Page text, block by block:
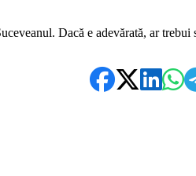
Dacă e adevărată, ar